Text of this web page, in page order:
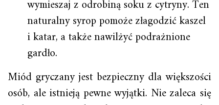
wymieszaj z odrobiną soku z cytryny. Ten
naturalny syrop pomoże złagodzić kaszel
i katar, a także nawilżyć podrażnione
gardło.
Miód gryczany jest bezpieczny dla większości
osób, ale istnieją pewne wyjątki. Nie zaleca się